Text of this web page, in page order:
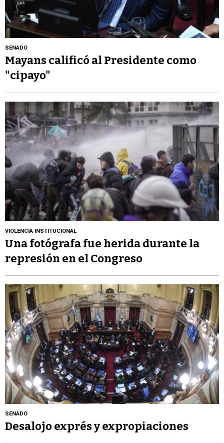
SENADO
Mayans calificó al Presidente como
"cipayo"
VIOLENCIA INSTITUCIONAL
Una fotógrafa fue herida durante la
represión en el Congreso
SENADO
Desalojo exprés y expropiaciones